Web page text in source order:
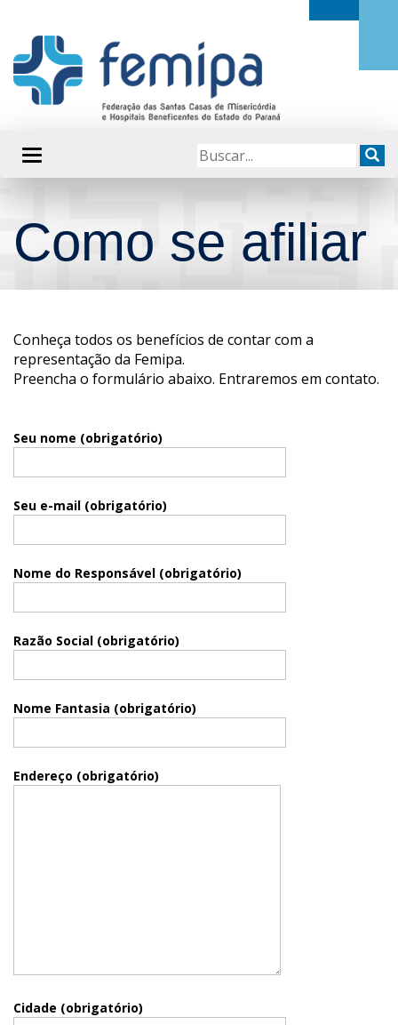
Como se afiliar
Conheça todos os benefícios de contar com a
representação da Femipa.
Preencha o formulário abaixo. Entraremos em contato.
Seu nome (obrigatório)
Seu e-mail (obrigatório)
Nome do Responsável (obrigatório)
Razão Social (obrigatório)
Nome Fantasia (obrigatório)
Endereço (obrigatório)
Cidade (obrigatório)